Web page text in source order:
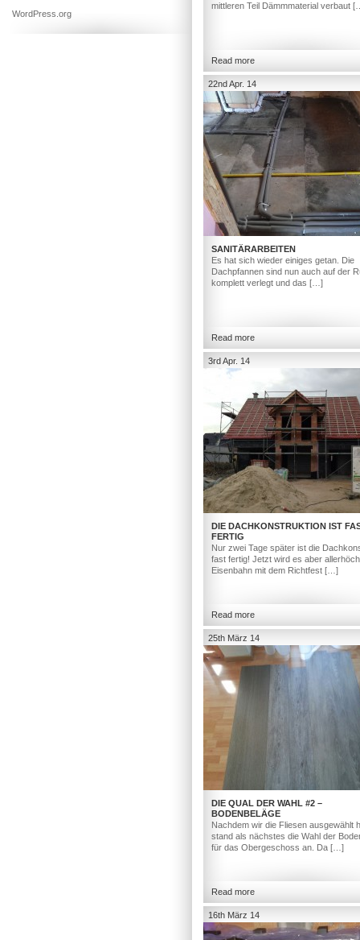
mittleren Teil Dämmmaterial verbaut
Read more
22nd Apr. 14
SANITÄRARBEITEN
Es hat sich wieder einiges getan. Die
Dachpfannen sind nun auch auf der
komplett verlegt und das […]
Read more
3rd Apr. 14
DIE DACHKONSTRUKTION IST
FERTIG
Nur zwei Tage später ist die
fast fertig! Jetzt wird es aber
Eisenbahn mit dem Richtfest […]
Read more
25th März 14
DIE QUAL DER WAHL #2 –
BODENBELÄGE
Nachdem wir die Fliesen ausgewählt
stand als nächstes die Wahl der
für das Obergeschoss an. Da […]
Read more
16th März 14
WordPress.org